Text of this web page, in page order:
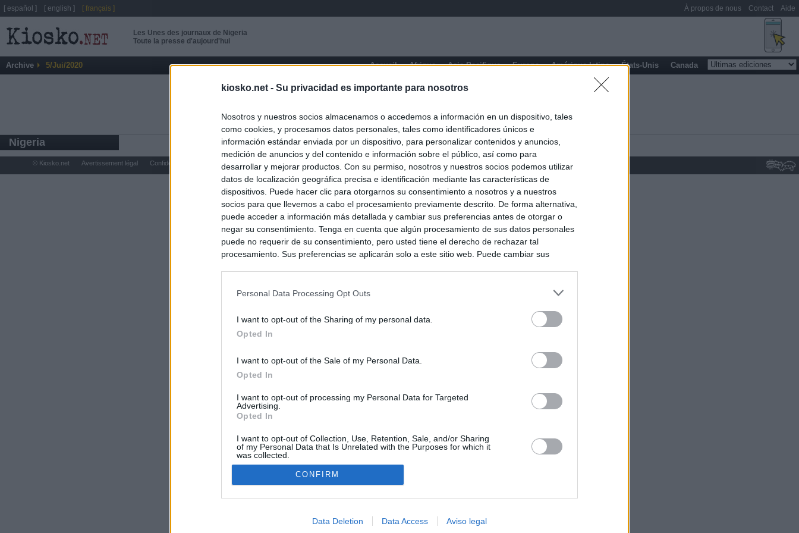
kiosko.net - Su privacidad es importante para nosotros
Nosotros y nuestros socios almacenamos o accedemos a información en un dispositivo, tales
como cookies, y procesamos datos personales, tales como identificadores únicos e
información estándar enviada por un dispositivo, para personalizar contenidos y anuncios,
medición de anuncios y del contenido e información sobre el público, así como para
desarrollar y mejorar productos. Con su permiso, nosotros y nuestros socios podemos utilizar
datos de localización geográfica precisa e identificación mediante las características de
dispositivos. Puede hacer clic para otorgarnos su consentimiento a nosotros y a nuestros
socios para que llevemos a cabo el procesamiento previamente descrito. De forma alternativa,
puede acceder a información más detallada y cambiar sus preferencias antes de otorgar o
negar su consentimiento. Tenga en cuenta que algún procesamiento de sus datos personales
puede no requerir de su consentimiento, pero usted tiene el derecho de rechazar tal
procesamiento. Sus preferencias se aplicarán solo a este sitio web. Puede cambiar sus
Personal Data Processing Opt Outs
I want to opt-out of the Sharing of my personal data.
Opted In
I want to opt-out of the Sale of my Personal Data.
Opted In
I want to opt-out of processing my Personal Data for Targeted
Advertising.
Opted In
I want to opt-out of Collection, Use, Retention, Sale, and/or Sharing
of my Personal Data that Is Unrelated with the Purposes for which it
was collected.
Opted In
CONFIRM
Data Deletion Data Access Aviso legal
Les Unes des journaux de Nigeria
Toute la presse d'aujourd'hui
Archive 5/Jui/2020 Accueil Afrique Asie-Pacifique Europe Amérique latine États-Unis Canada
Nigeria
[ español ] [ english ] [ français ] À propos de nous Contact Aide
© Kiosko.net Avertissement légal Confidentialité et Cookies